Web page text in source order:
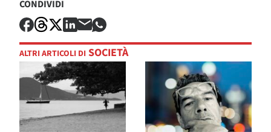
CONDIVIDI
ALTRI ARTICOLI DI SOCIETÀ